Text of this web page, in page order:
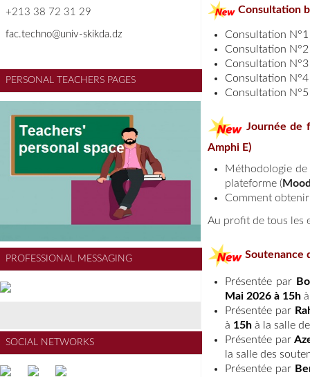
+213 38 72 31 29
fac.techno@univ-skikda.dz
PERSONAL TEACHERS PAGES
PROFESSIONAL MESSAGING
SOCIAL NETWORKS
Consultation
Consultation N°1
Consultation N°2
Consultation N°3
Consultation N°4
Consultation N°5
Journée de
Amphi E)
Méthodologie
plateforme (
Comment
Au profit de tous les
Soutenance
Présentée par
Mai 2026 à 15h
Présentée par
à 15h à la salle
Présentée par
la salle des
Présentée par